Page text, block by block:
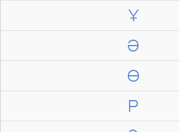
Ұ
Ә
Ө
P